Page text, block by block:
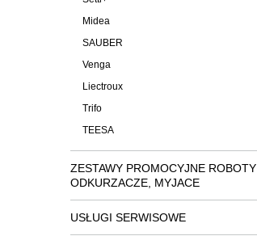
Midea
SAUBER
Venga
Liectroux
Trifo
TEESA
ZESTAWY PROMOCYJNE ROBOTY
ODKURZACZE, MYJACE
USŁUGI SERWISOWE